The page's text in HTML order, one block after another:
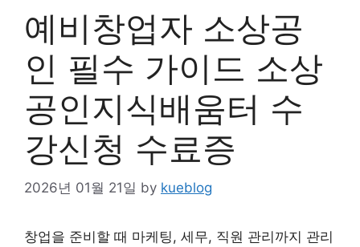
예비창업자 소상공
인 필수 가이드 소상
공인지식배움터 수
강신청 수료증
2026년 01월 21일 by kueblog
창업을 준비할 때 마케팅, 세무, 직원 관리까지 관리